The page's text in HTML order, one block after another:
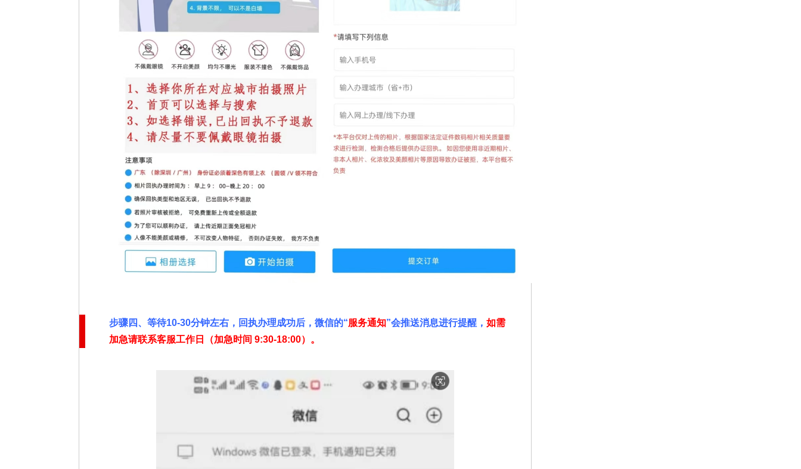
步骤四、 等待10-30分钟左右，回执办理成功后，微信的“服务通知”会推送消息进行提醒， 如需
加急请联系客服工作日（加急时间 9:30-18:00）。